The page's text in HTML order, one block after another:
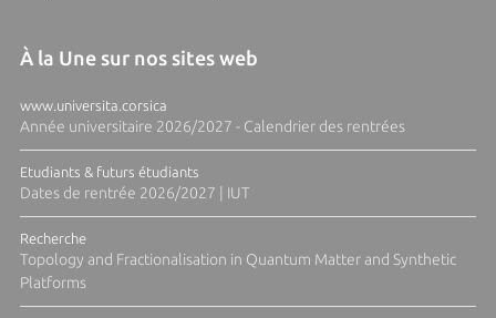
À la Une sur nos sites web
www.universita.corsica
Année universitaire 2026/2027 - Calendrier des rentrées
Etudiants & futurs étudiants
Dates de rentrée 2026/2027 | IUT
Recherche
Topology and Fractionalisation in Quantum Matter and Synthetic
Platforms